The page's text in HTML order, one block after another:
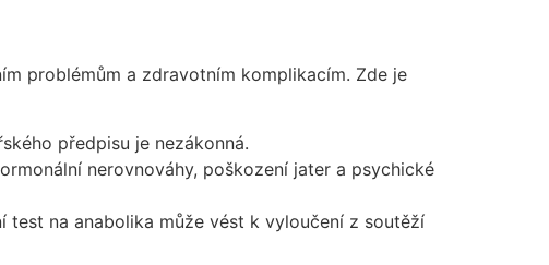
problémům a zdravotním komplikacím. Zde je
předpisu je nezákonná.
nerovnováhy, poškození jater a psychické
na anabolika může vést k vyloučení z soutěží